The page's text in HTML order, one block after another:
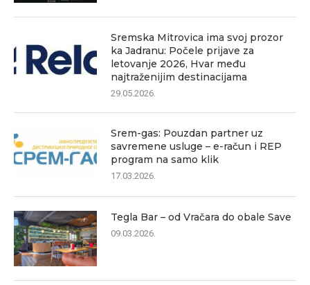
Sremska Mitrovica ima svoj prozor
ka Jadranu: Počele prijave za
letovanje 2026, Hvar među
najtraženijim destinacijama
29.05.2026.
Srem-gas: Pouzdan partner uz
savremene usluge – e-račun i REP
program na samo klik
17.03.2026.
Tegla Bar – od Vračara do obale Save
09.03.2026.